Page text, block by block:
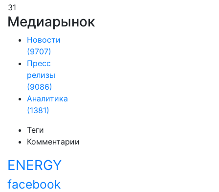
31
Медиарынок
Новости
(9707)
Пресс
релизы
(9086)
Аналитика
(1381)
Теги
Комментарии
ENERGY
facebook